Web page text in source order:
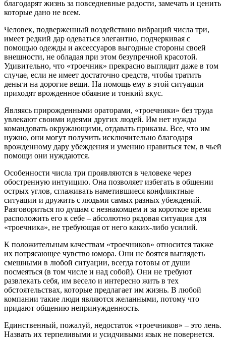
благодарят жизнь за повседневные радости, замечать и ценить
которые дано не всем.
Человек, подверженный воздействию вибраций числа три,
имеет редкий дар одеваться элегантно, подчеркивая с
помощью одежды и аксессуаров выгодные стороны своей
внешности, не обладая при этом безупречной красотой.
Удивительно, что «троечник» прекрасно выглядит даже в том
случае, если не имеет достаточно средств, чтобы тратить
деньги на дорогие вещи. На помощь ему в этой ситуации
приходят врожденное обаяние и тонкий вкус.
Являясь прирожденными ораторами, «троечники» без труда
увлекают своими идеями других людей. Им нет нужды
командовать окружающими, отдавать приказы. Все, что им
нужно, они могут получить исключительно благодаря
врожденному дару убеждения и умению нравиться тем, в чьей
помощи они нуждаются.
Особенности числа три проявляются в человеке через
обостренную интуицию. Она позволяет избегать в общении
острых углов, сглаживать наметившиеся конфликтные
ситуации и дружить с людьми самых разных убеждений.
Разговориться по душам с незнакомцем и за короткое время
расположить его к себе – абсолютно рядовая ситуация для
«троечника», не требующая от него каких-либо усилий.
К положительным качествам «троечников» относится также
их потрясающее чувство юмора. Они не боятся выглядеть
смешными в любой ситуации, всегда готовы от души
посмеяться (в том числе и над собой). Они не требуют
развлекать себя, им весело и интересно жить в тех
обстоятельствах, которые предлагает им жизнь. В любой
компании такие люди являются желанными, потому что
придают общению непринужденность.
Единственный, пожалуй, недостаток «троечников» – это лень.
Назвать их терпеливыми и усидчивыми язык не повернется.